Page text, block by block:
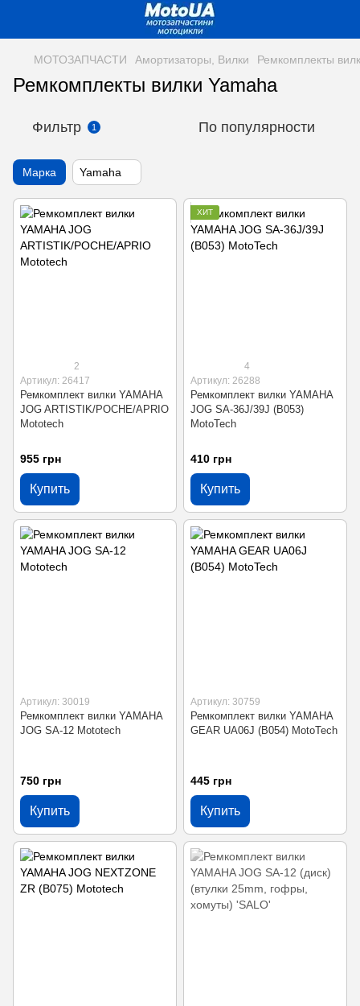
МОТОЗАПЧАСТИ Амортизаторы, Вилки Ремкомплекты
Ремкомплекты вилки Yamaha
Фильтр 1 По популярности
Марка Yamaha
2
Артикул: 26417
Ремкомплект вилки YAMAHA
JOG ARTISTIK/POCHE/APRIO
Mototech
955 грн
Купить
ХИТ
4
Артикул: 26288
Ремкомплект вилки YAMAHA
JOG SA-36J/39J (B053)
MotoTech
410 грн
Купить
Артикул: 30019
Ремкомплект вилки YAMAHA
JOG SA-12 Mototech
750 грн
Купить
Артикул: 30759
Ремкомплект вилки YAMAHA
GEAR UA06J (B054) MotoTech
445 грн
Купить